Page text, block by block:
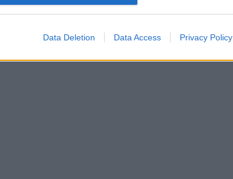
Data Deletion Data Access Privacy Policy